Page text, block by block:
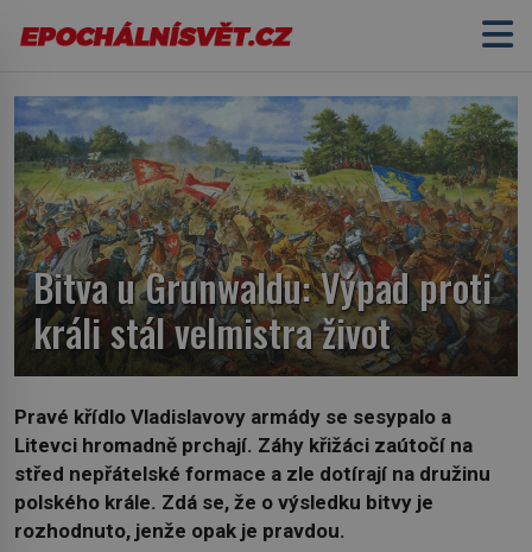
Bitva u Grunwaldu: Výpad proti
králi stál velmistra život
Pravé křídlo Vladislavovy armády se sesypalo a
Litevci hromadně prchají. Záhy křižáci zaútočí na
střed nepřátelské formace a zle dotírají na družinu
polského krále. Zdá se, že o výsledku bitvy je
rozhodnuto, jenže opak je pravdou.